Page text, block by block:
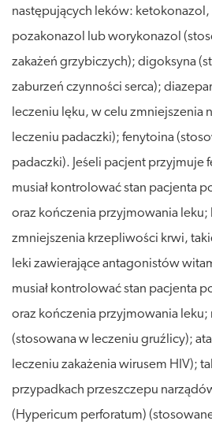
następujących leków:
pozakonazol lub worykonazol
zakażeń grzybiczych); digoksyna
zaburzeń czynności serca);
leczeniu lęku, w celu zmniejszenia
leczeniu padaczki); fenytoina
padaczki). Jeśeli pacjent przyjmuje
musiał kontrolować stan pacjenta
oraz kończenia przyjmowania leku;
zmniejszenia krzepliwości krwi,
leki zawierające antagonistów
musiał kontrolować stan pacjenta
oraz kończenia przyjmowania leku;
(stosowana w leczeniu gruźlicy);
leczeniu zakażenia wirusem HIV);
przypadkach przeszczepu
(Hypericum perforatum)